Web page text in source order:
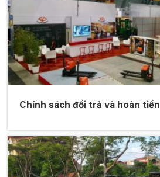
Chính sách đổi trả và hoàn tiền